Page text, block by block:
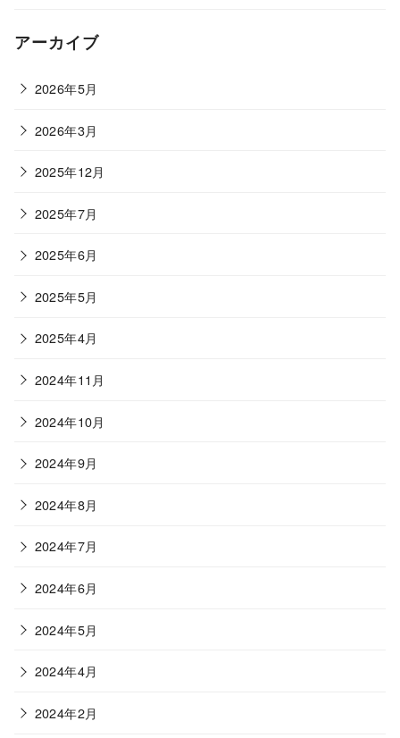
アーカイブ
2026年5月
2026年3月
2025年12月
2025年7月
2025年6月
2025年5月
2025年4月
2024年11月
2024年10月
2024年9月
2024年8月
2024年7月
2024年6月
2024年5月
2024年4月
2024年2月